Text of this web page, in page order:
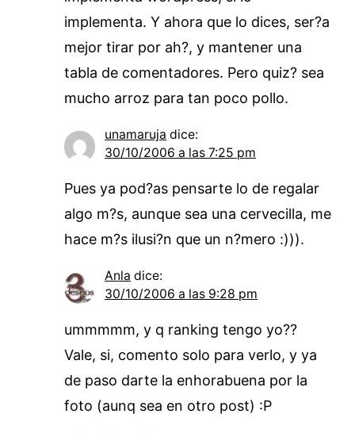
implementa. Y ahora que lo dices, ser?a
mejor tirar por ah?, y mantener una
tabla de comentadores. Pero quiz? sea
mucho arroz para tan poco pollo.
unamaruja dice:
30/10/2006 a las 7:25 pm
Pues ya pod?as pensarte lo de regalar
algo m?s, aunque sea una cervecilla, me
hace m?s ilusi?n que un n?mero :))).
Anla dice:
30/10/2006 a las 9:28 pm
ummmmm, y q ranking tengo yo??
Vale, si, comento solo para verlo, y ya
de paso darte la enhorabuena por la
foto (aunq sea en otro post) :P